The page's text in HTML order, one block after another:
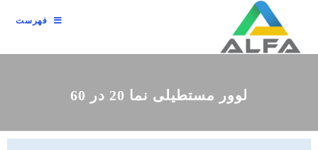
فهرست
لوور مستطیلی نما 20 در 60